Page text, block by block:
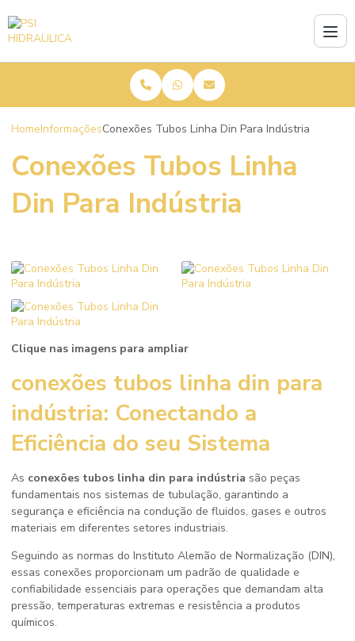
HomeInformaçõesConexões Tubos Linha Din Para Indústria
Conexões Tubos Linha
Din Para Indústria
Clique nas imagens para ampliar
conexões tubos linha din para
indústria: Conectando a
Eficiência do seu Sistema
As conexões tubos linha din para indústria são peças
fundamentais nos sistemas de tubulação, garantindo a
segurança e eficiência na condução de fluidos, gases e outros
materiais em diferentes setores industriais.
Seguindo as normas do Instituto Alemão de Normalização (DIN),
essas conexões proporcionam um padrão de qualidade e
confiabilidade essenciais para operações que demandam alta
pressão, temperaturas extremas e resistência a produtos
químicos.